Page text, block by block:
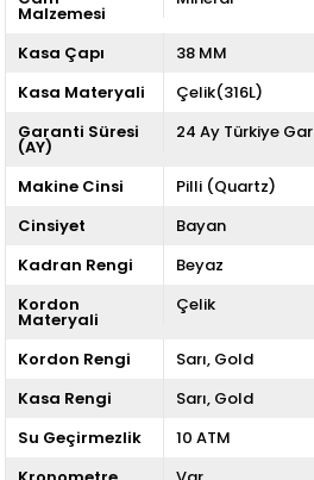
Malzemesi
Kasa Çapı
38 MM
Kasa Materyali
Çelik(316L)
Garanti Süresi
(AY)
24 Ay Türkiye
Makine Cinsi
Pilli (Quartz)
Cinsiyet
Bayan
Kadran Rengi
Beyaz
Kordon
Materyali
Çelik
Kordon Rengi Sarı Gold
Kasa Rengi
Sarı Gold
Su Geçirmezlik
10 ATM